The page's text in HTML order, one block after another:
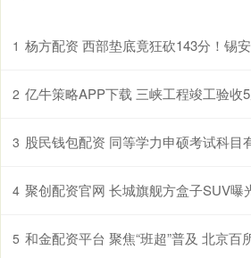
1 杨方配资 西部垫底竟狂砍143分！锡安29分带队
2 亿牛策略APP下载 三峡工程竣工验收
3 股民钱包配资 同等学力申硕考试科目
4 聚创配资官网 长城旗舰方盒子SUV曝光，传祺
5 和金配资平台 聚焦“班超”普及 北京百所特色